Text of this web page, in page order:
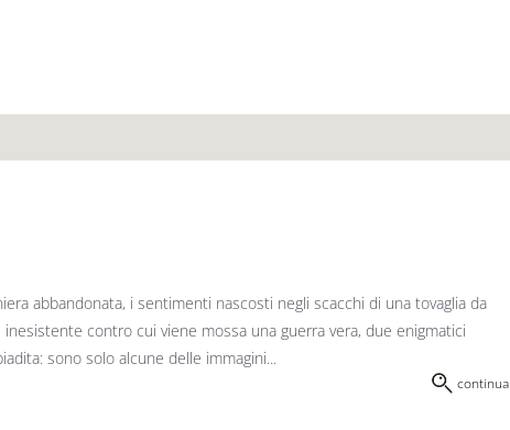
abbandonata, i sentimenti nascosti negli scacchi di una tovaglia da
contro cui viene mossa una guerra vera, due enigmatici
sono solo alcune delle immagini...
continua